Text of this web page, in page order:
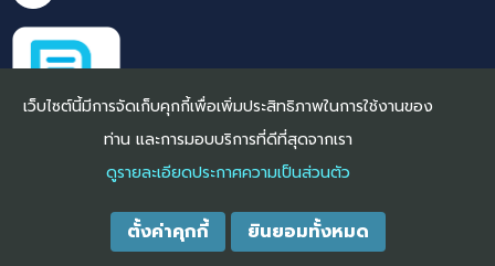
Privacy Notice
เว็บไซต์นี้มีการจัดเก็บคุกกี้เพื่อเพิ่มประสิทธิภาพในการใช้งานของ
ท่าน และการมอบบริการที่ดีที่สุดจากเรา
ดูรายละเอียดประกาศความเป็นส่วนตัว
ตั้งค่าคุกกี้ ยินยอมทั้งหมด